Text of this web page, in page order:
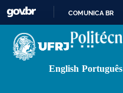
COMUNICA BR
English Português